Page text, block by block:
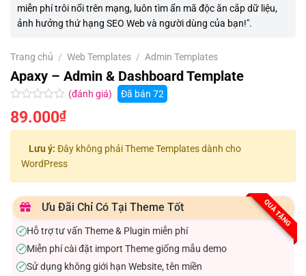
miễn phí trôi nổi trên mạng, luôn tìm ẩn mã độc ăn cắp dữ liệu,
ảnh hưởng thứ hạng SEO Web và người dùng của bạn!".
Trang chủ / Web Templates / Admin Templates
Apaxy – Admin & Dashboard Template
Được
xếp
hạng
sao
(đánh giá) Đã bán 72
89.000₫
Lưu ý: Đây không phải Theme Templates dành cho
WordPress
QUÀ TẶNG
Ưu Đãi Chỉ Có Tại Theme Tốt
✓Hỗ trợ tư vấn Theme & Plugin miễn phí
✓Miễn phí cài đặt import Theme giống mẫu demo
✓Sử dụng không giới hạn Website, tên miền